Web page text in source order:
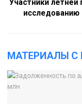
Участники
исследованию
МАТЕРИАЛЫ С